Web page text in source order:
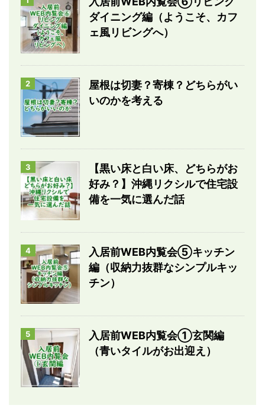
ダイニング編（ようこそ、カフ
ェ風リビングへ）
2
屋根は切妻？寄棟？どちらがい
いのかを考える
3
【黒い床と白い床、どちらがお
好み？】沖縄リクシルで住宅設
備を一気に選んだ話
4
入居前WEB内覧会⑤キッチン
編（収納力抜群なシンプルキッ
チン）
5
入居前WEB内覧会①玄関編
（青いタイルがお出迎え）